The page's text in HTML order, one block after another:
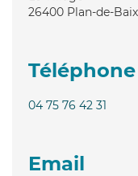
26400 Plan-de-Baix
Téléphone
04 75 76 42 31
Email